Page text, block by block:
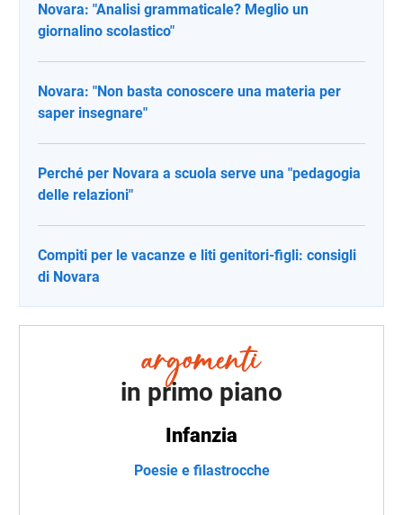
Novara: "Analisi grammaticale? Meglio un
giornalino scolastico"
Novara: "Non basta conoscere una materia per
saper insegnare"
Perché per Novara a scuola serve una "pedagogia
delle relazioni"
Compiti per le vacanze e liti genitori-figli: consigli
di Novara
in primo piano
Infanzia
Poesie e filastrocche